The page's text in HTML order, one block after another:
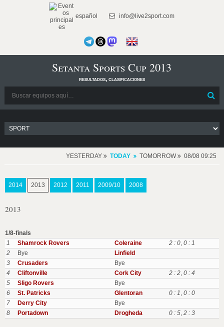
español info@live2sport.com
Setanta Sports Cup 2013
resultados, clasificaciones
YESTERDAY TODAY TOMORROW 08/08 09:25
2014 2013 2012 2011 2009/10 2008
2013
1/8-finals
1
Shamrock Rovers Coleraine 2 : 0, 0 : 1
2
Bye
Linfield
3
Crusaders
Bye
4
Cliftonville Cork City 2 : 2, 0 : 4
5
Sligo Rovers
Bye
6
St. Patricks Glentoran 0 : 1, 0 : 0
7
Derry City
Bye
8
Portadown Drogheda 0 : 5, 2 : 3